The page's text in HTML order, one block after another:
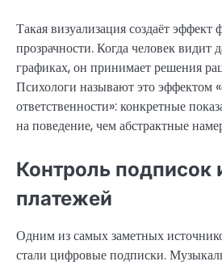
Такая визуализация создаёт эффект
прозрачности. Когда человек видит
графиках, он принимает решения
Психологи называют это эффектом
ответственности»: конкретные
на поведение, чем абстрактные
Контроль подписок
платежей
Одним из самых заметных
стали цифровые подписки.